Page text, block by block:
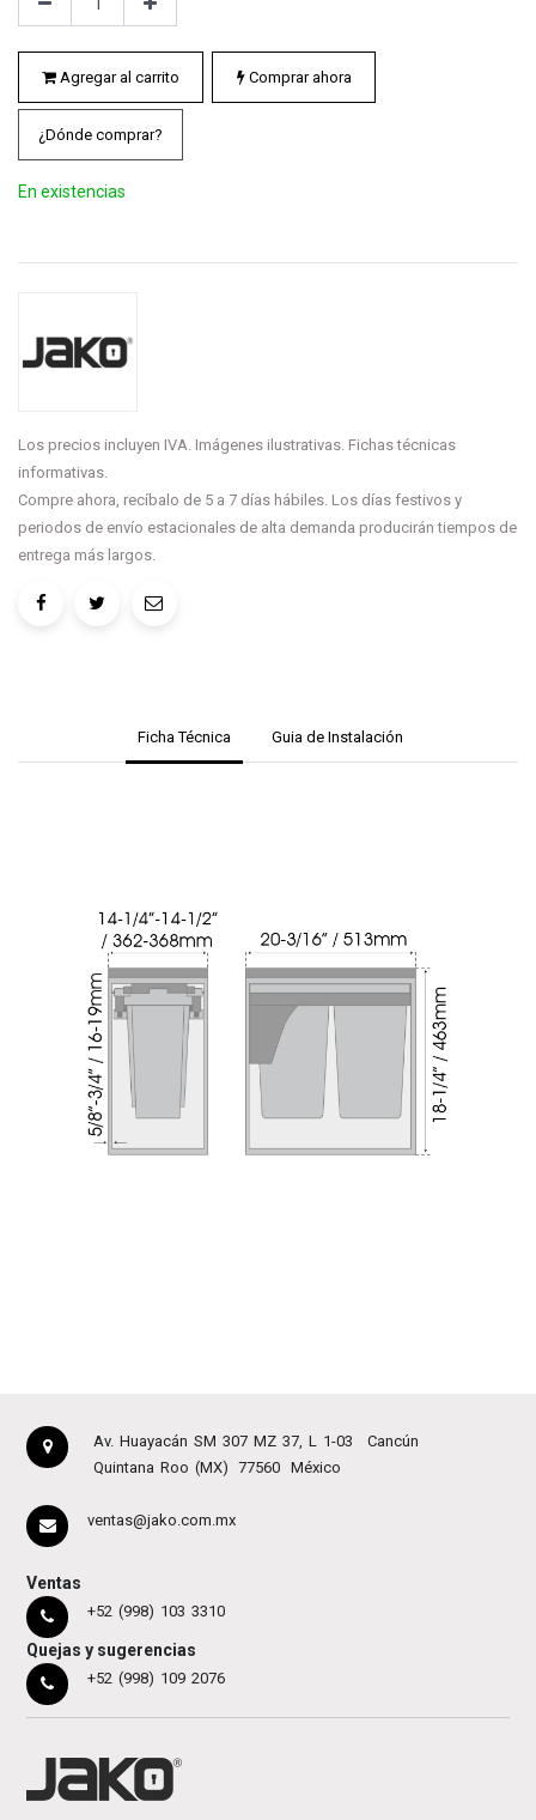
Agregar al carrito Comprar ahora
¿Dónde comprar?
En existencias
Los precios incluyen IVA. Imágenes ilustrativas. Fichas técnicas
informativas.
Compre ahora, recíbalo de 5 a 7 días hábiles. Los días festivos y
periodos de envío estacionales de alta demanda producirán tiempos de
entrega más largos.
Ficha Técnica Guia de Instalación
Av. Huayacán SM 307 MZ 37, L 1-03
Cancún
Quintana Roo (MX)
77560 México
ventas@jako.com.mx
Ventas
+52 (998) 103 3310
Quejas y sugerencias
+52 (998) 109 2076